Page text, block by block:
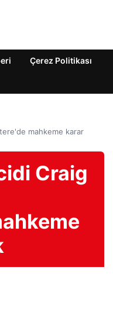
Çerez Politikası
mahkeme karar
Craig